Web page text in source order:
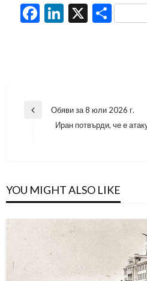
Facebook
LinkedIn
X
Навигация
Previous
Обяви за 8 юли 2026 г.
Иран потвърди, че е
YOU MIGHT ALSO LIKE